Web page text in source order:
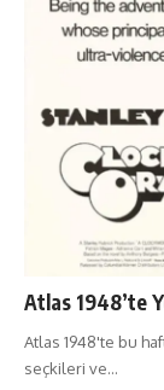
Atlas 1948’te
Atlas 1948'te bu
seçkileri ve…